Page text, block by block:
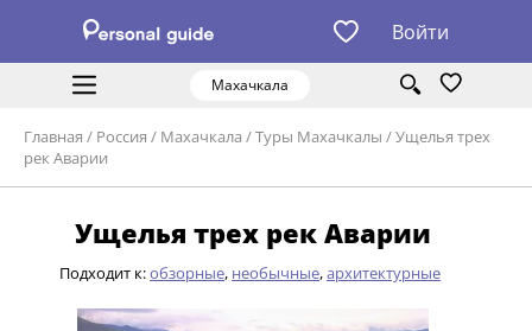
Войти
Махачкала
Главная / Россия / Махачкала /Туры Махачкалы /Ущелья трех
рек Аварии
Ущелья трех рек Аварии
Подходит к:обзорные, необычные,архитектурные